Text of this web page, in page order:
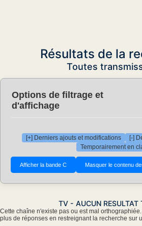
Résultats de la
Toutes
Options de filtrage et
d'affichage
[+] Derniers ajouts et modifications
[-]
Temporairement en
TV - AUCUN RESULTAT
Cette chaîne n'existe pas ou est mal
plus de réponses en restreignant la recherche sur